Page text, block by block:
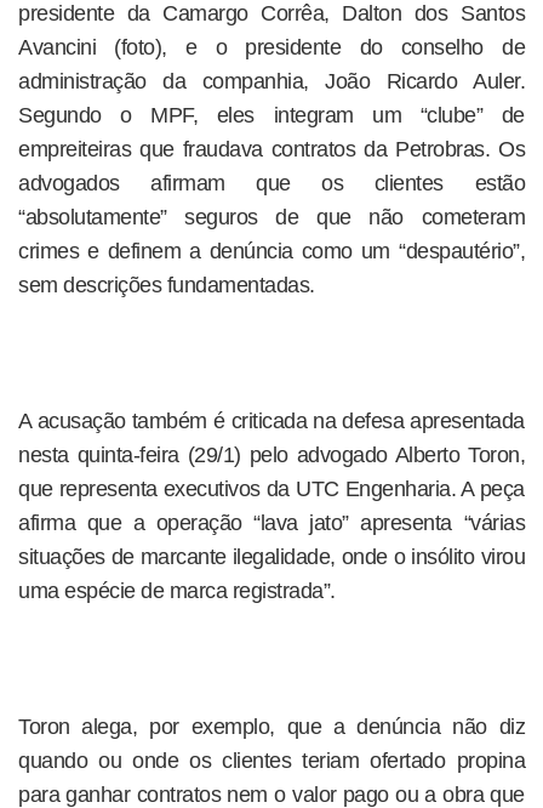
presidente da Camargo Corrêa, Dalton dos Santos
Avancini (foto), e o presidente do conselho de
administração da companhia, João Ricardo Auler.
Segundo o MPF, eles integram um “clube” de
empreiteiras que fraudava contratos da Petrobras. Os
advogados afirmam que os clientes estão
“absolutamente” seguros de que não cometeram
crimes e definem a denúncia como um “despautério”,
sem descrições fundamentadas.
A acusação também é criticada na defesa apresentada
nesta quinta-feira (29/1) pelo advogado Alberto Toron,
que representa executivos da UTC Engenharia. A peça
afirma que a operação “lava jato” apresenta “várias
situações de marcante ilegalidade, onde o insólito virou
uma espécie de marca registrada”.
Toron alega, por exemplo, que a denúncia não diz
quando ou onde os clientes teriam ofertado propina
para ganhar contratos nem o valor pago ou a obra que